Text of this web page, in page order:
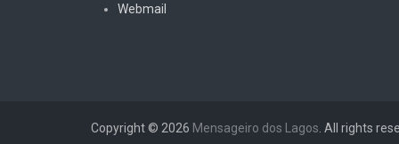
Webmail
Copyright © 2026 Mensageiro dos Lagos . All rights